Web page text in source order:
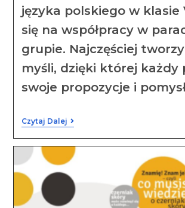
języka polskiego w klasie
się na współpracy w
grupie. Najczęściej
myśli, dzięki której każdy
swoje propozycje i
Czytaj Dalej